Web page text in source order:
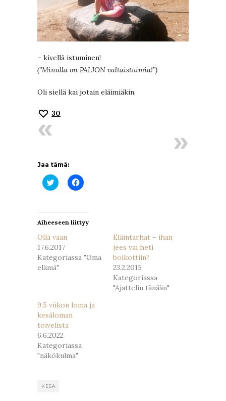
– kivellä istuminen!
(”Minulla on PALJON valtaistuimia!”)
Oli siellä kai jotain eläimiäkin.
30
Jaa tämä:
Jaa
Twitterissä(Avautuu
Jaa
Facebookissa(Avautuu
Aiheeseen liittyy
Olla vaan
17.6.2017
Kategoriassa "Oma
elämä"
Eläintarhat – ihan
jees vai heti
boikottiin?
23.2.2015
Kategoriassa
"Ajattelin tänään"
9,5 viikon loma ja
kesäloman
toivelista
6.6.2022
Kategoriassa
"näkökulma"
KESÄ